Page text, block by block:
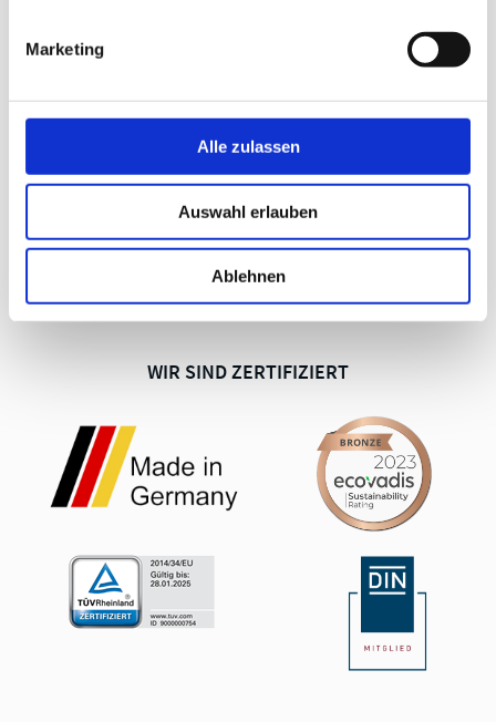
Marketing
Alle zulassen
Auswahl erlauben
Ablehnen
Newsletter
AGB Verkauf
AGB Einkauf
Impressum
WIR SIND ZERTIFIZIERT